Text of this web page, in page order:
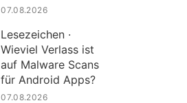
07.08.2026
Lesezeichen ·
Wieviel Verlass ist
auf Malware Scans
für Android Apps?
07.08.2026